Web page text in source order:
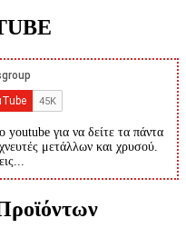
για να δείτε τα πάντα
μετάλλων και χρυσού.